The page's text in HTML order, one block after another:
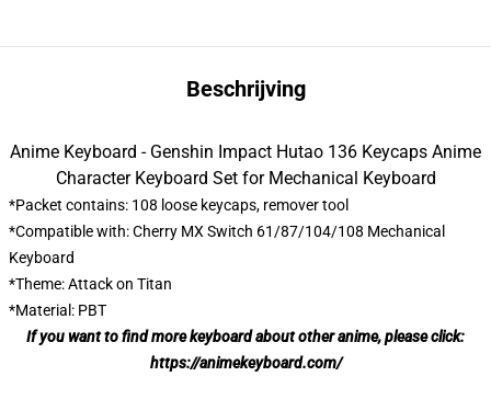
Beschrijving
Anime Keyboard - Genshin Impact Hutao 136 Keycaps Anime
Character Keyboard Set for Mechanical Keyboard
*Packet contains: 108 loose keycaps, remover tool
*Compatible with: Cherry MX Switch 61/87/104/108 Mechanical
Keyboard
*Theme: Attack on Titan
*Material: PBT
If you want to find more keyboard about other anime, please click:
https://animekeyboard.com/